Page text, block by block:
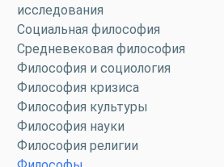
исследования
Социальная философия
Средневековая философия
Философия и социология
Философия кризиса
Философия культуры
Философия науки
Философия религии